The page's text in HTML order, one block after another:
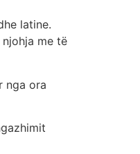
latine.
me të
nga ora